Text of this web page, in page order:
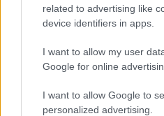
related to advertising like
device identifiers in apps.
I want to allow my user
Google for online
I want to allow Google to
personalized advertising.